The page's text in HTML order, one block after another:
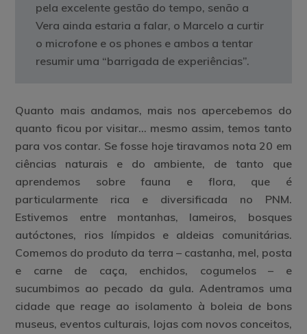
pela excelente gestão do tempo, senão a
Vera ainda estaria a falar, o Marcelo a curtir
o microfone e os phones e ambos a tentar
resumir uma “barrigada de experiências”.
Quanto mais andamos, mais nos apercebemos do
quanto ficou por visitar… mesmo assim, temos tanto
para vos contar. Se fosse hoje tiravamos nota 20 em
ciências naturais e do ambiente, de tanto que
aprendemos sobre fauna e flora, que é
particularmente rica e diversificada no PNM.
Estivemos entre montanhas, lameiros, bosques
autóctones, rios límpidos e aldeias comunitárias.
Comemos do produto da terra – castanha, mel, posta
e carne de caça, enchidos, cogumelos – e
sucumbimos ao pecado da gula. Adentramos uma
cidade que reage ao isolamento à boleia de bons
museus, eventos culturais, lojas com novos conceitos,